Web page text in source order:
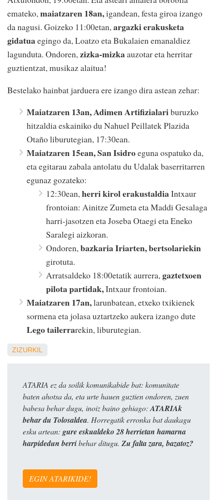
emateko,maiatzaren 18an,igandean, festa giroa izango
da nagusi. Goizeko 11:00etan,argazki erakusketa
gidatuaegingo da, Loatzo eta Bukalaien emanaldiez
lagunduta. Ondoren,zizka-mizkaauzotar eta herritar
guztientzat, musikaz alaitua!
Bestelako hainbat jarduera ere izango dira astean zehar:
Maiatzaren 13an, Adimen Artifizialariburuzko
hitzaldia eskainiko du Nahuel Peillatek Plazida
Otaño liburutegian, 17:30ean.
Maiatzaren 15ean, San Isidroeguna ospatuko da,
eta egitarau zabala antolatu du Udalak baserritarren
egunaz gozateko:
12:30ean,herri kirol erakustaldiaIntxaur
frontoian: Ainitze Zumeta eta Maddi Gesalaga
harri-jasotzen eta Joseba Otaegi eta Eneko
Saralegi aizkoran.
Ondoren,bazkaria Iriarten, bertsolariekin
girotuta.
Arratsaldeko 18:00etatik aurrera,gaztetxoen
pilota partidak,Intxaur frontoian.
Maiatzaren 17an,larunbatean, etxeko txikienek
sormena eta jolasa uztartzeko aukera izango dute
Lego tailerrarekin, liburutegian.
ZIZURKIL
ATARIA ez da soilik komunikabide bat: komunitate
baten ahotsa da, eta urte hauen guztien ondoren, zuen
babesa behar dugu, inoiz baino gehiago:ATARIAk
behar du Tolosaldea. Horregatik erronka bat daukagu
esku artean: gure eskualdeko 28 herrietan hamarna
harpidedun berribehar ditugu. Zu falta zara, bazatoz?
EGIN ATARIKIDE!